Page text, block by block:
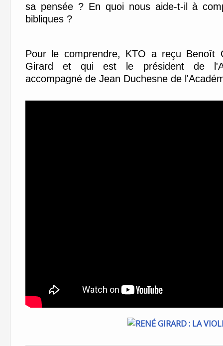
sa pensée ? En quoi nous aide-t-il à
bibliques ?
Pour le comprendre, KTO a reçu Benoît
Girard et qui est le président de
accompagné de Jean Duchesne de